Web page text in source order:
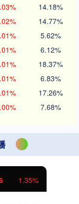
14.18%
14.77%
5.62%
6.12%
18.37%
6.83%
17.26%
7.68%
1.35%